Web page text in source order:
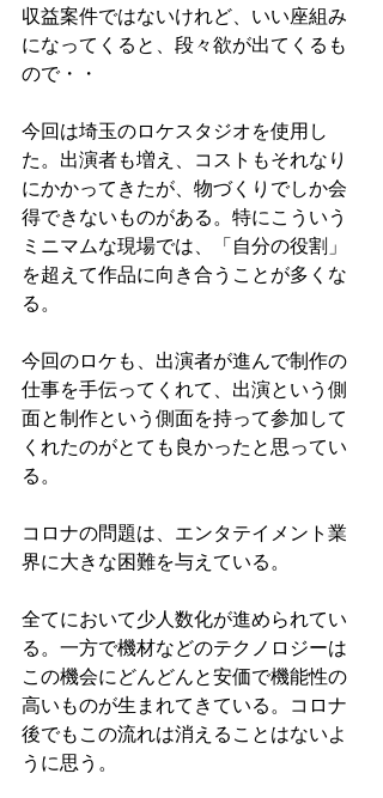
収益案件ではないけれど、いい座組み
になってくると、段々欲が出てくるも
ので・・
今回は埼玉のロケスタジオを使用し
た。出演者も増え、コストもそれなり
にかかってきたが、物づくりでしか会
得できないものがある。特にこういう
ミニマムな現場では、「自分の役割」
を超えて作品に向き合うことが多くな
る。
今回のロケも、出演者が進んで制作の
仕事を手伝ってくれて、出演という側
面と制作という側面を持って参加して
くれたのがとても良かったと思ってい
る。
コロナの問題は、エンタテイメント業
界に大きな困難を与えている。
全てにおいて少人数化が進められてい
る。一方で機材などのテクノロジーは
この機会にどんどんと安価で機能性の
高いものが生まれてきている。コロナ
後でもこの流れは消えることはないよ
うに思う。